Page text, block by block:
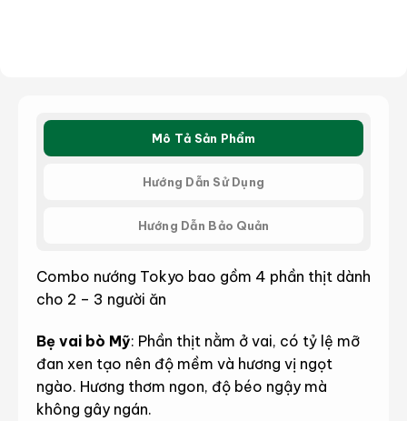
Mô Tả Sản Phẩm
Hướng Dẫn Sử Dụng
Hướng Dẫn Bảo Quản
Combo nướng Tokyo bao gồm 4 phần thịt dành
cho 2 – 3 người ăn
Bẹ vai bò Mỹ: Phần thịt nằm ở vai, có tỷ lệ mỡ
đan xen tạo nên độ mềm và hương vị ngọt
ngào. Hương thơm ngon, độ béo ngậy mà
không gây ngán.